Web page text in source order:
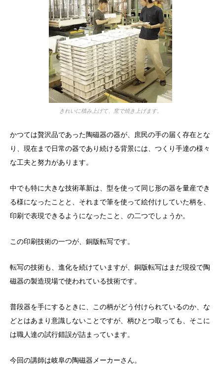
きれいに積み上げて、窯で焼き上げます。
かつては贅沢品であった陶磁器の器が、庶民の手の届く存在とな
り、現在まで日常の器であり続ける背景には、つくり手達の様々
な工夫と努力があります。
中でも特に大きな技術革新は、型を使って同じ形の器を量産でき
る様になったことと、それまで筆を使って絵付けしていた柄を、
印刷で表現できるようになったこと、の二つでしょうか。
この印刷技術の一つが、銅版転写です。
転写の技術も、進化を続けていますが、銅版転写はまだ現役で陶
磁器の製造現場で使われている技術です。
普段器を手にするときに、この柄がどう付けられているのか、な
どとはあまり意識しないことですが、柄ひとつ取っても、そこに
は職人達の試行錯誤が詰まっています。
今回の講師は岐阜の陶磁器メーカーさん。